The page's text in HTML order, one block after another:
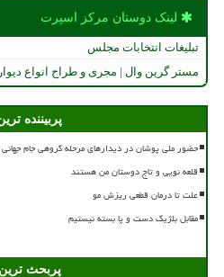
لینک دوستان مركز اسپرت
تبلیغات انتخابات مجلس
مستر گرین وال | مجری و طراح انواع
پربیننده
حضور ملی پوشان در دیدارهای مرحله گروهی جام
قلعه نویی و تاج دوستان من هستند
علت تا درمان قطعی ریزش مو
مقابل بلژیک دست و پا بسته نیستیم
پربحث